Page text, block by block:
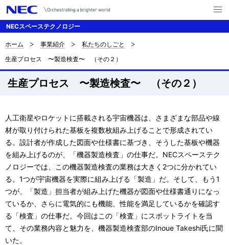
NECスペーステクノロジー
メ
ニ
ナ
ビ
ゲ
シ
ョ
ン
サ
イ
ト
の
現
在
位
置
ホーム 事業紹介
私たちのしごと
生産プロセス 〜製造検査〜 （その２）
生産プロセス 〜製造検査〜 （その２）
人工衛星やロケットに搭載される宇宙機器は、さまざまな部品や線
材が取り付けられた基板を複数枚組み上げることで形成されてい
る。設計者が作成した図面や仕様書に基づき、そうした基板や機器
を組み上げるのが、「機器製造検査」の仕事だ。NECスペーステク
ノロジーでは、この機器製造検査の業務は大きく2つに分かれてい
る。1つが宇宙機器を実際に組み上げる「製造」だ。そして、もう1
つが、「製造」担当者が組み上げた機器が図面や仕様書通りになっ
ているか、さらに電気的にも機能、性能を満足しているかを確認す
る「検査」の仕事だ。今回はこの「検査」にスポットライトを当
て、その業務内容と魅力を、機器製造検査部のInoue Takeshi氏に聞
いた。